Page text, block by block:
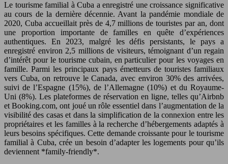
Le tourisme familial à Cuba a enregistré une croissance significative
au cours de la dernière décennie. Avant la pandémie mondiale de
2020, Cuba accueillait près de 4,7 millions de touristes par an, dont
une proportion importante de familles en quête d’expériences
authentiques. En 2023, malgré les défis persistants, le pays a
enregistré environ 2,5 millions de visiteurs, témoignant d’un regain
d’intérêt pour le tourisme cubain, en particulier pour les voyages en
famille. Parmi les principaux pays émetteurs de touristes familiaux
vers Cuba, on retrouve le Canada, avec environ 30% des arrivées,
suivi de l’Espagne (15%), de l’Allemagne (10%) et du Royaume-
Uni (8%). Les plateformes de réservation en ligne, telles qu’Airbnb
et Booking.com, ont joué un rôle essentiel dans l’augmentation de la
visibilité des casas et dans la simplification de la connexion entre les
propriétaires et les familles à la recherche d’hébergements adaptés à
leurs besoins spécifiques. Cette demande croissante pour le tourisme
familial à Cuba, crée un besoin d’adapter les logements pour qu’ils
deviennent *family-friendly*.